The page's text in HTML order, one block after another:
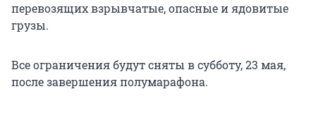
перевозящих взрывчатые, опасные и ядовитые
грузы.
Все ограничения будут сняты в субботу, 23 мая,
после завершения полумарафона.